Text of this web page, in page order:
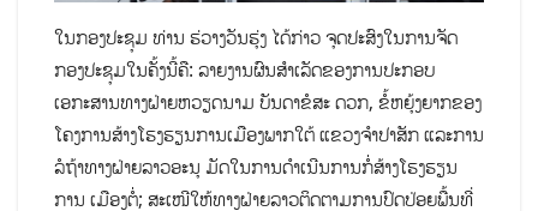
ໃນກອງປະຊຸມ ທ່ານ ຮ່ວາງວັນຮຸ່ງ ໄດ້ກ່າວ ຈຸດປະສົງໃນການຈັດ
ກອງປະຊຸມໃນຄັ້ງນີ້ຄື: ລາຍງານຜົນສໍາເລັດຂອງການປະກອບ
ເອກະສານທາງຝ່າຍຫວຽດນາມ ບັນດາຂໍສະ ດວກ, ຂໍ້ຫຍຸ້ງຍາກຂອງ
ໂຄງການສ້າງໂຮງຮຽນການເມືອງພາກໃຕ້ ແຂວງຈໍາປາສັກ ແລະການ
ລໍຖ້າທາງຝ່າຍລາວອະນຸ ມັດໃນການດໍາເນີນການກໍ່ສ້າງໂຮງຮຽນ
ການ ເມືອງຕໍ່; ສະເໜີໃຫ້ທາງຝ່າຍລາວຕິດຕາມການປົດປ່ອຍພື້ນທີ່